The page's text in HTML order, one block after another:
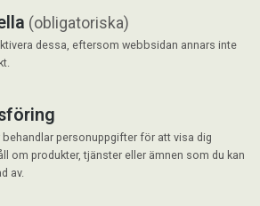
(obligatoriska)
dessa, eftersom webbsidan annars inte
personuppgifter för att visa dig
om produkter, tjänster eller ämnen som du kan
av.